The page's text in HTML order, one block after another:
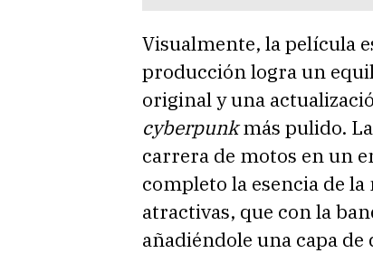
Visualmente, la película
producción logra un
original y una
cyberpunkmás pulido.
carrera de motos en un
completo la esencia de
atractivas, que con la
añadiéndole una capa